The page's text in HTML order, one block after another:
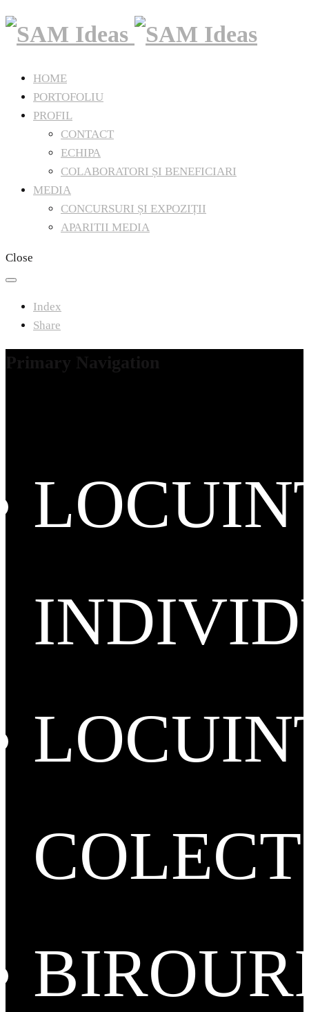
HOME
PORTOFOLIU
PROFIL
CONTACT
ECHIPA
COLABORATORI ȘI BENEFICIARI
MEDIA
CONCURSURI ȘI EXPOZIȚII
APARITII MEDIA
Close
Index
Share